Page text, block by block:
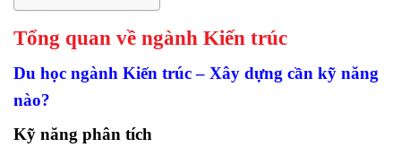
Tổng quan về ngành Kiến trúc
Du học ngành Kiến trúc – Xây dựng cần kỹ năng
nào?
Kỹ năng phân tích